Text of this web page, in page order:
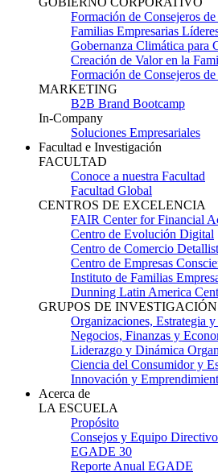
Formación de Consejeros
Familias Empresarias
Gobernanza Climática para
Creación de Valor en la
Formación de Consejeros
MARKETING
B2B Brand Bootcamp
In-Company
Soluciones Empresariales
Facultad e Investigación
FACULTAD
Conoce a nuestra Facultad
Facultad Global
CENTROS DE EXCELENCIA
FAIR Center for Financial
Centro de Evolución Digital
Centro de Comercio
Centro de Empresas
Instituto de Familias
Dunning Latin America
GRUPOS DE INVESTIGACIÓN
Organizaciones, Estrategia
Negocios, Finanzas y
Liderazgo y Dinámica
Ciencia del Consumidor y
Innovación y
Acerca de
LA ESCUELA
Propósito
Consejos y Equipo Directivo
EGADE 30
Reporte Anual EGADE